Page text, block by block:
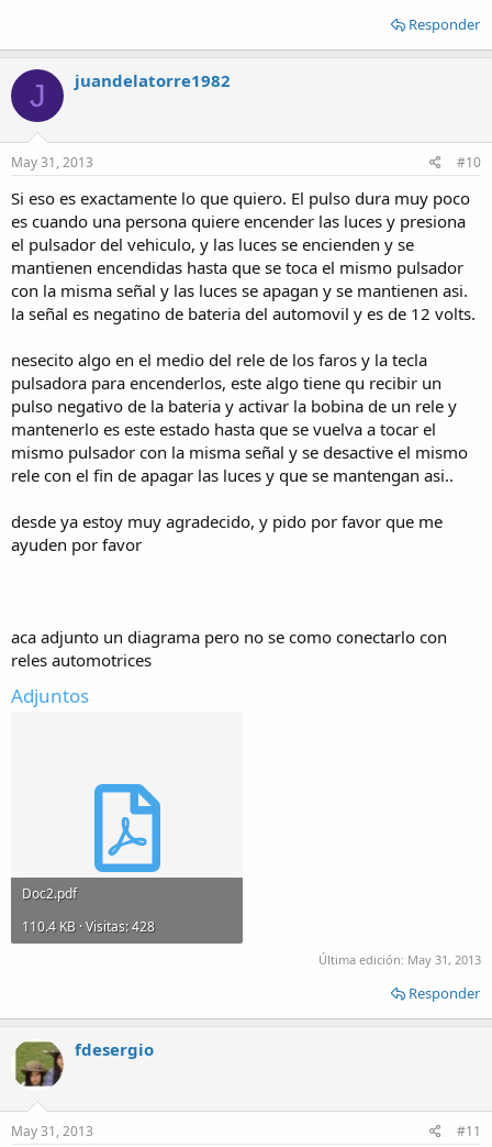
Responder
J juandelatorre1982
May 31, 2013 #10
Si eso es exactamente lo que quiero. El pulso dura muy poco
es cuando una persona quiere encender las luces y presiona
el pulsador del vehiculo, y las luces se encienden y se
mantienen encendidas hasta que se toca el mismo pulsador
con la misma señal y las luces se apagan y se mantienen asi.
la señal es negatino de bateria del automovil y es de 12 volts.
nesecito algo en el medio del rele de los faros y la tecla
pulsadora para encenderlos, este algo tiene qu recibir un
pulso negativo de la bateria y activar la bobina de un rele y
mantenerlo es este estado hasta que se vuelva a tocar el
mismo pulsador con la misma señal y se desactive el mismo
rele con el fin de apagar las luces y que se mantengan asi..
desde ya estoy muy agradecido, y pido por favor que me
ayuden por favor
aca adjunto un diagrama pero no se como conectarlo con
reles automotrices
Adjuntos
Doc2.pdf
110.4 KB · Visitas: 428
Última edición: May 31, 2013
Responder
fdesergio
May 31, 2013 #11